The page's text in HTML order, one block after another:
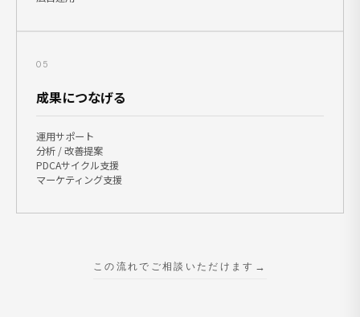
05
成果につなげる
運用サポート
分析 / 改善提案
PDCAサイクル支援
マーケティング支援
この流れでご相談いただけます